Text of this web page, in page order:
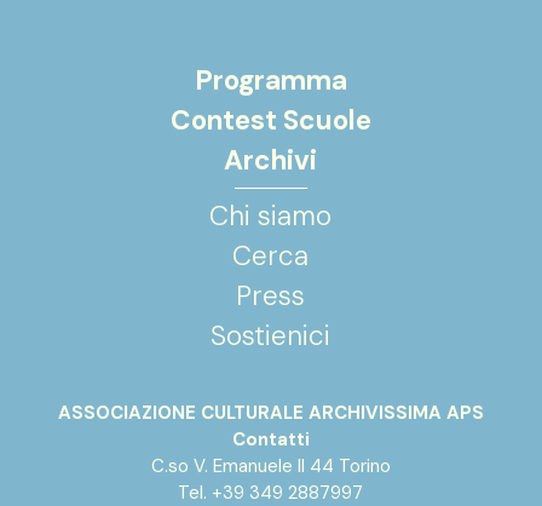
Programma
Contest Scuole
Archivi
Chi siamo
Cerca
Press
Sostienici
ASSOCIAZIONE CULTURALE ARCHIVISSIMA APS
Contatti
C.so V. Emanuele II 44 Torino
Tel. +39 349 2887997